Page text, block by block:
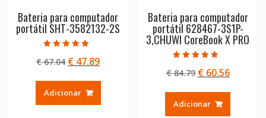
Bateria para computador
portátil SHT-3582132-2S
5.00
de 5
€67.04 O
original
era:
€ 47.89O
Adicionar
Bateria para computador
portátil 628467-3S1P-
3,CHUWI CoreBook X PRO
4.50
de 5
€84.79 O
original
era:
€60.56O
Adicionar